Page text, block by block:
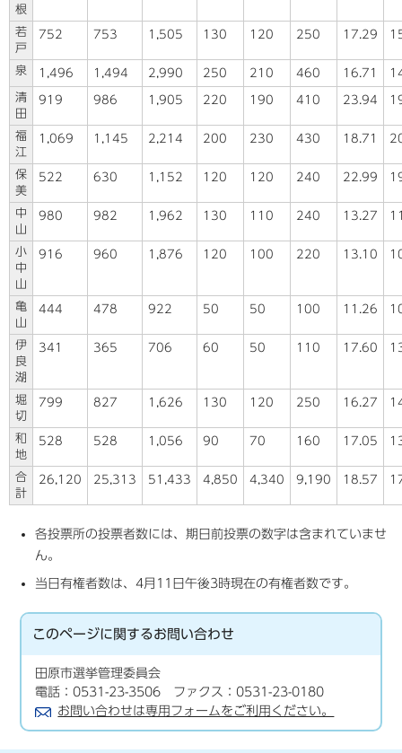
根
若
戸
752 753 1,505 130 120 250 17.29
泉 1,496 1,494 2,990 250 210 460 16.71
清
田
919 986 1,905 220 190 410 23.94
福
江
1,069 1,145 2,214 200 230 430 18.71
保
美
522 630 1,152 120 120 240 22.99
中
山
980 982 1,962 130 110 240 13.27
小
中
山
916 960 1,876 120 100 220 13.10
亀
山
444 478 922 50 50 100 11.26
伊
良
湖
341 365 706 60 50 110 17.60
堀
切
799 827 1,626 130 120 250 16.27
和
地
528 528 1,056 90 70 160 17.05
合
計
26,120 25,313 51,433 4,850 4,340 9,190 18.57
各投票所の投票者数には、期日前投票の数字は含まれていませ
ん。
当日有権者数は、4月11日午後3時現在の有権者数です。
このページに関するお問い合わせ
田原市選挙管理委員会
電話：0531-23-3506 ファクス：0531-23-0180
お問い合わせは専用フォームをご利用ください。